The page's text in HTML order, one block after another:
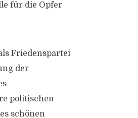
für die Opfer
Friedenspartei
der
politischen
schönen